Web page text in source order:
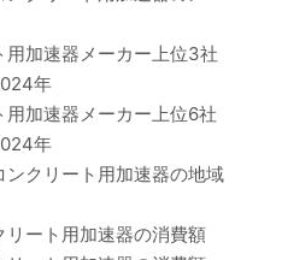
用加速器メーカー上位3社
年
用加速器メーカー上位6社
年
ンクリート用加速器の地域
リート用加速器の消費額